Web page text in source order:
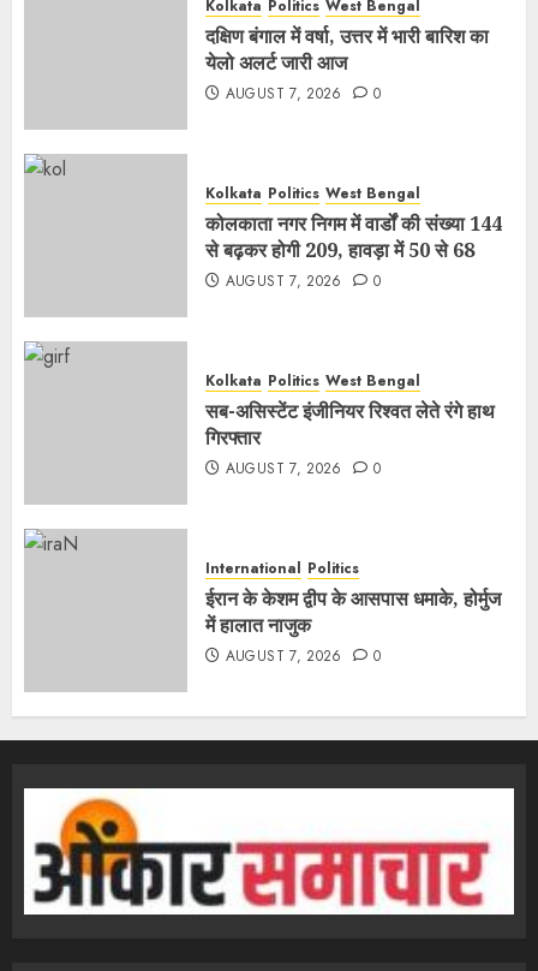
Kolkata Politics West Bengal
दक्षिण बंगाल में वर्षा, उत्तर में भारी बारिश का
येलो अलर्ट जारी आज
AUGUST 7, 2026 0
Kolkata Politics West Bengal
कोलकाता नगर निगम में वार्डों की संख्या 144
से बढ़कर होगी 209, हावड़ा में 50 से 68
AUGUST 7, 2026 0
Kolkata Politics West Bengal
सब-असिस्टेंट इंजीनियर रिश्वत लेते रंगे हाथ
गिरफ्तार
AUGUST 7, 2026 0
International Politics
ईरान के केशम द्वीप के आसपास धमाके, होर्मुज
में हालात नाजुक
AUGUST 7, 2026 0